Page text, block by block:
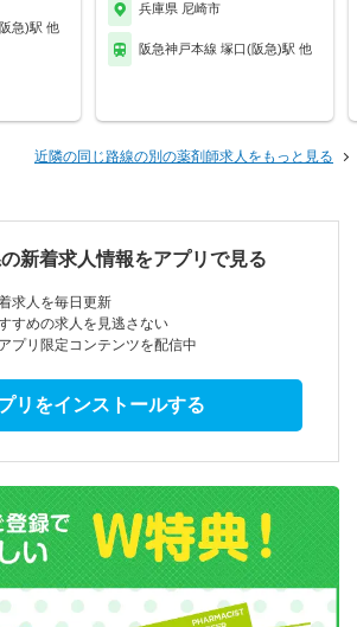
急)駅 他
兵庫県 尼崎市
阪急神戸本線 塚口(阪急)駅 他
近隣の同じ路線の別の薬剤師求人をもっと見る
新着求人情報をアプリで見る
求人を毎日更新
すめの求人を見逃さない
プリ限定コンテンツを配信中
リをインストールする